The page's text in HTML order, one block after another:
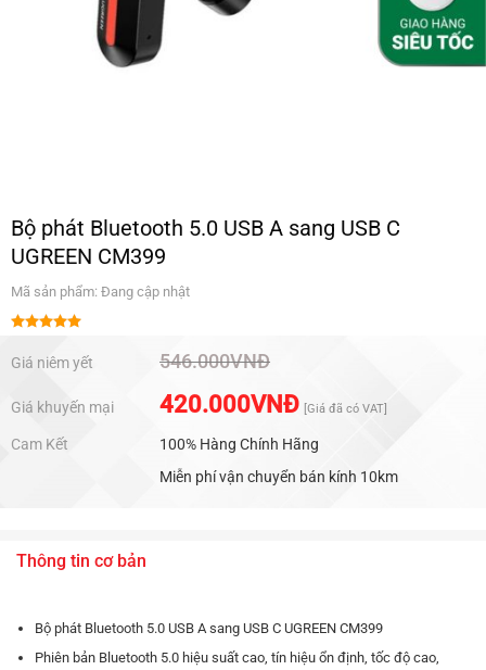
Bộ phát Bluetooth 5.0 USB A sang USB C
UGREEN CM399
Mã sản phẩm: Đang cập nhật
hạng5.00
5 sao
Giá niêm yết 546.000VNĐ
Giá khuyến mại 420.000VNĐ [Giá đã có VAT]
Cam Kết
100% Hàng Chính Hãng
Miễn phí vận chuyển bán kính 10km
Thông tin cơ bản
Bộ phát Bluetooth 5.0 USB A sang USB C UGREEN CM399
Phiên bản Bluetooth 5.0 hiệu suất cao, tín hiệu ổn định, tốc độ cao,